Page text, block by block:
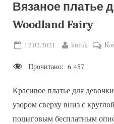
Вязаное платье
Woodland Fairy
Posted
12.02.2021 By
knitik
Прочитано: 6 457
Красивое платье для
узором сверху вниз с
пошаговым бесплатным